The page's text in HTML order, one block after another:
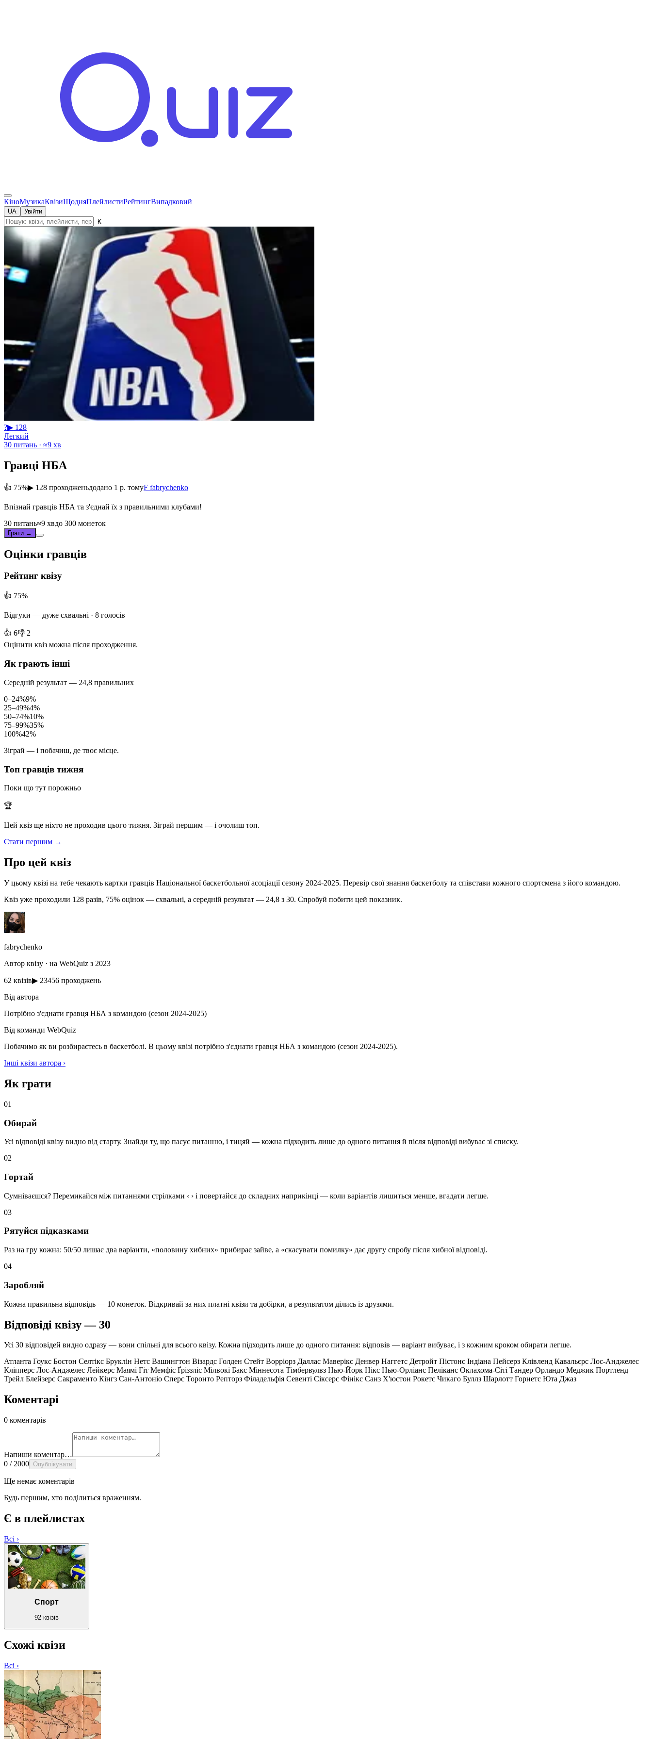
КіноМузикаКвізиЩодняПлейлистиРейтингВипадковий
UA
Увійти
K
?▶ 128
Легкий
30 питань · ≈9 хв
Гравці НБА
👍 75%▶ 128 проходженьдодано 1 р. томуF fabrychenko
Впізнай гравців НБА та з'єднай їх з правильними клубами!
30 питань≈9 хвдо 300 монеток
Грати →
Оцінки гравців
Рейтинг квізу
👍 75%
Відгуки — дуже схвальні · 8 голосів
👍 6👎 2
Оцінити квіз можна після проходження.
Як грають інші
Середній результат — 24,8 правильних
0–24%9%
25–49%4%
50–74%10%
75–99%35%
100%42%
Зіграй — і побачиш, де твоє місце.
Топ гравців тижня
Поки що тут порожньо
🏆
Цей квіз ще ніхто не проходив цього тижня. Зіграй першим — і очолиш топ.
Стати першим →
Про цей квіз
У цьому квізі на тебе чекають картки гравців Національної баскетбольної асоціації сезону 2024-2025. Перевір свої знання баскетболу та співстави кожного спортсмена з його командою.
Квіз уже проходили 128 разів, 75% оцінок — схвальні, а середній результат — 24,8 з 30. Спробуй побити цей показник.
fabrychenko
Автор квізу · на WebQuiz з 2023
62 квізів▶ 23456 проходжень
Від автора
Потрібно з'єднати гравця НБА з командою (сезон 2024-2025)
Від команди WebQuiz
Побачимо як ви розбираєтесь в баскетболі. В цьому квізі потрібно з'єднати гравця НБА з командою (сезон 2024-2025).
Інші квізи автора ›
Як грати
01
Обирай
Усі відповіді квізу видно від старту. Знайди ту, що пасує питанню, і тицяй — кожна підходить лише до одного питання й після відповіді вибуває зі списку.
02
Гортай
Сумніваєшся? Перемикайся між питаннями стрілками ‹ › і повертайся до складних наприкінці — коли варіантів лишиться менше, вгадати легше.
03
Рятуйся підказками
Раз на гру кожна: 50/50 лишає два варіанти, «половину хибних» прибирає зайве, а «скасувати помилку» дає другу спробу після хибної відповіді.
04
Заробляй
Кожна правильна відповідь — 10 монеток. Відкривай за них платні квізи та добірки, а результатом ділись із друзями.
Відповіді квізу — 30
Усі 30 відповідей видно одразу — вони спільні для всього квізу. Кожна підходить лише до одного питання: відповів — варіант вибуває, і з кожним кроком обирати легше.
Атланта Гоукс Бостон Селтікс Бруклін Нетс Вашингтон Візардс Голден Стейт Ворріорз Даллас Маверікс Денвер Наггетс Детройт Пістонс Індіана Пейсерз Клівленд Кавальєрс Лос-Анджелес
Кліпперс Лос-Анджелес Лейкерс Маямі Гіт Мемфіс Ґріззліс Мілвокі Бакс Міннесота Тімбервулвз Нью-Йорк Нікс Нью-Орліанс Пеліканс Оклахома-Сіті Тандер Орландо Меджик Портленд
Трейл Блейзерс Сакраменто Кінгз Сан-Антоніо Сперс Торонто Репторз Філадельфія Севенті Сіксерс Фінікс Санз Х'юстон Рокетс Чикаго Буллз Шарлотт Горнетс Юта Джаз
Коментарі
0 коментарів
Напиши коментар…
0 / 2000 Опублікувати
Ще немає коментарів
Будь першим, хто поділиться враженням.
Є в плейлистах
Всі ›
Спорт
92 квізів
Схожі квізи
Всі ›